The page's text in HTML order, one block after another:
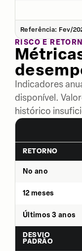
Referência: Fev/
RISCO E
Indicadores
disponível.
histórico
RETORNO
No ano
12 meses
Últimos 3 anos
DESVIO
PADRÃO